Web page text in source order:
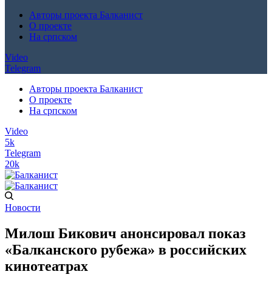
Авторы проекта Балканист
О проекте
На српском
Video
Telegram
Авторы проекта Балканист
О проекте
На српском
Video
5k
Telegram
20k
Новости
Милош Бикович анонсировал показ
«Балканского рубежа» в российских
кинотеатрах